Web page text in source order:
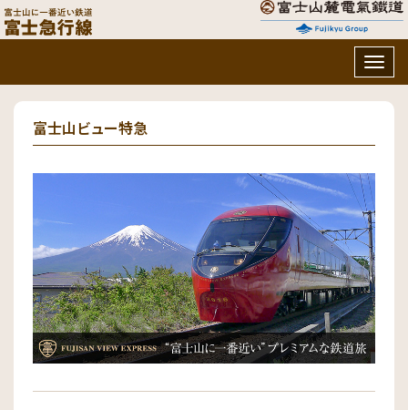
富士山ビュー特急